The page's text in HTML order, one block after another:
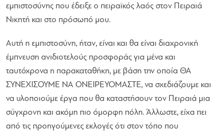
εμπιστοσύνης που έδειξε ο πειραϊκός λαός στον Πειραιά
Νικητή και στο πρόσωπό μου.
Αυτή η εμπιστοσύνη, ήταν, είναι και θα είναι διαχρονική
έμπνευση ανιδιοτελούς προσφοράς για μένα και
ταυτόχρονα η παρακαταθήκη, με βάση την οποία ΘΑ
ΣΥΝΕΧΙΣΟΥΜΕ ΝΑ ΟΝΕΙΡΕΥΟΜΑΣΤΕ, να σχεδιάζουμε και
να υλοποιούμε έργα που θα καταστήσουν τον Πειραιά μια
σύγχρονη και ακόμη πιο όμορφη πόλη. Άλλωστε, είχα πει
από τις προηγούμενες εκλογές ότι στον τόπο που